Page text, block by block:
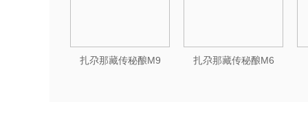
扎尕那藏传秘酿M9 扎尕那藏传秘酿M6